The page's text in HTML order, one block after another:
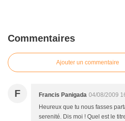
Commentaires
Ajouter un commentaire
F Francis Panigada 04/08/2009
Heureux que tu nous fasses
serenité. Dis moi ! Quel est le